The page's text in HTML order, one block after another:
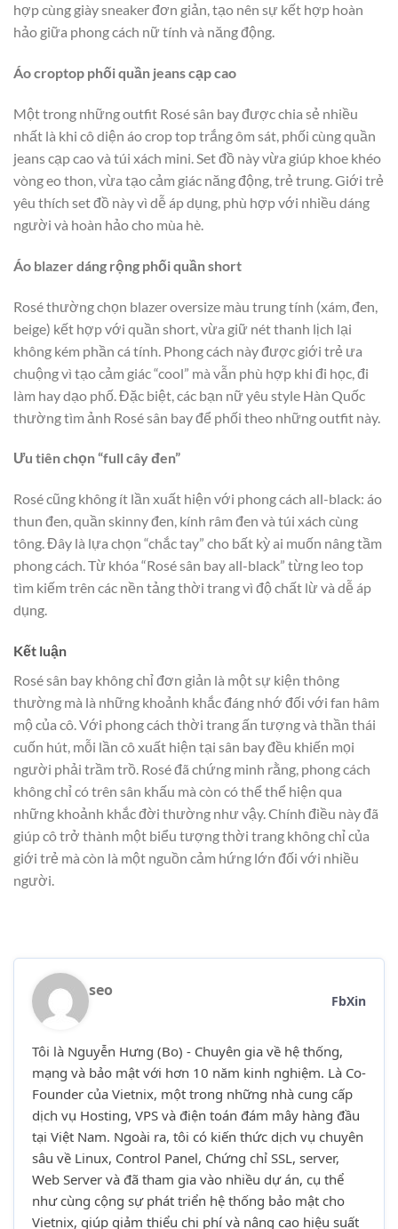
hợp cùng giày sneaker đơn giản, tạo nên sự kết hợp hoàn
hảo giữa phong cách nữ tính và năng động.
Áo croptop phối quần jeans cạp cao
Một trong những outfit Rosé sân bayđược chia sẻ nhiều
nhất là khi cô diện áo crop top trắng ôm sát, phối cùng quần
jeans cạp cao và túi xách mini. Set đồ này vừa giúp khoe khéo
vòng eo thon, vừa tạo cảm giác năng động, trẻ trung. Giới trẻ
yêu thích set đồ này vì dễ áp dụng, phù hợp với nhiều dáng
người và hoàn hảo cho mùa hè.
Áo blazer dáng rộng phối quần short
Rosé thường chọn blazer oversize màu trung tính (xám, đen,
beige) kết hợp với quần short, vừa giữ nét thanh lịch lại
không kém phần cá tính. Phong cách này được giới trẻ ưa
chuộng vì tạo cảm giác “cool” mà vẫn phù hợp khi đi học, đi
làm hay dạo phố. Đặc biệt, các bạn nữ yêu style Hàn Quốc
thường tìm ảnh Rosé sân bay để phối theo những outfit này.
Ưu tiên chọn “full cây đen”
Rosé cũng không ít lần xuất hiện với phong cách all-black: áo
thun đen, quần skinny đen, kính râm đen và túi xách cùng
tông. Đây là lựa chọn “chắc tay” cho bất kỳ ai muốn nâng tầm
phong cách. Từ khóa “Rosé sân bay all-black” từng leo top
tìm kiếm trên các nền tảng thời trang vì độ chất lừ và dễ áp
dụng.
Kết luận
Rosé sân bay không chỉ đơn giản là một sự kiện thông
thường mà là những khoảnh khắc đáng nhớ đối với fan hâm
mộ của cô. Với phong cách thời trang ấn tượng và thần thái
cuốn hút, mỗi lần cô xuất hiện tại sân bay đều khiến mọi
người phải trầm trồ. Rosé đã chứng minh rằng, phong cách
không chỉ có trên sân khấu mà còn có thể thể hiện qua
những khoảnh khắc đời thường như vậy. Chính điều này đã
giúp cô trở thành một biểu tượng thời trang không chỉ của
giới trẻ mà còn là một nguồn cảm hứng lớn đối với nhiều
người.
seo
FbXin
Tôi là Nguyễn Hưng (Bo) - Chuyên gia về hệ thống,
mạng và bảo mật với hơn 10 năm kinh nghiệm. Là Co-
Founder của Vietnix, một trong những nhà cung cấp
dịch vụ Hosting, VPS và điện toán đám mây hàng đầu
tại Việt Nam. Ngoài ra, tôi có kiến thức dịch vụ chuyên
sâu về Linux, Control Panel, Chứng chỉ SSL, server,
Web Server và đã tham gia vào nhiều dự án, cụ thể
như cùng cộng sự phát triển hệ thống bảo mật cho
Vietnix, giúp giảm thiểu chi phí và nâng cao hiệu suất